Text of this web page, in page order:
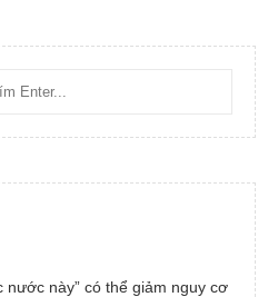
nước này” có thể giảm nguy cơ